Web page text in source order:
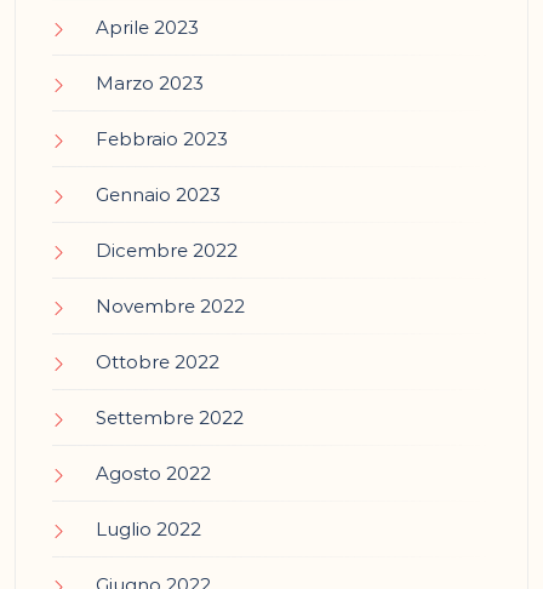
Aprile 2023
Marzo 2023
Febbraio 2023
Gennaio 2023
Dicembre 2022
Novembre 2022
Ottobre 2022
Settembre 2022
Agosto 2022
Luglio 2022
Giugno 2022